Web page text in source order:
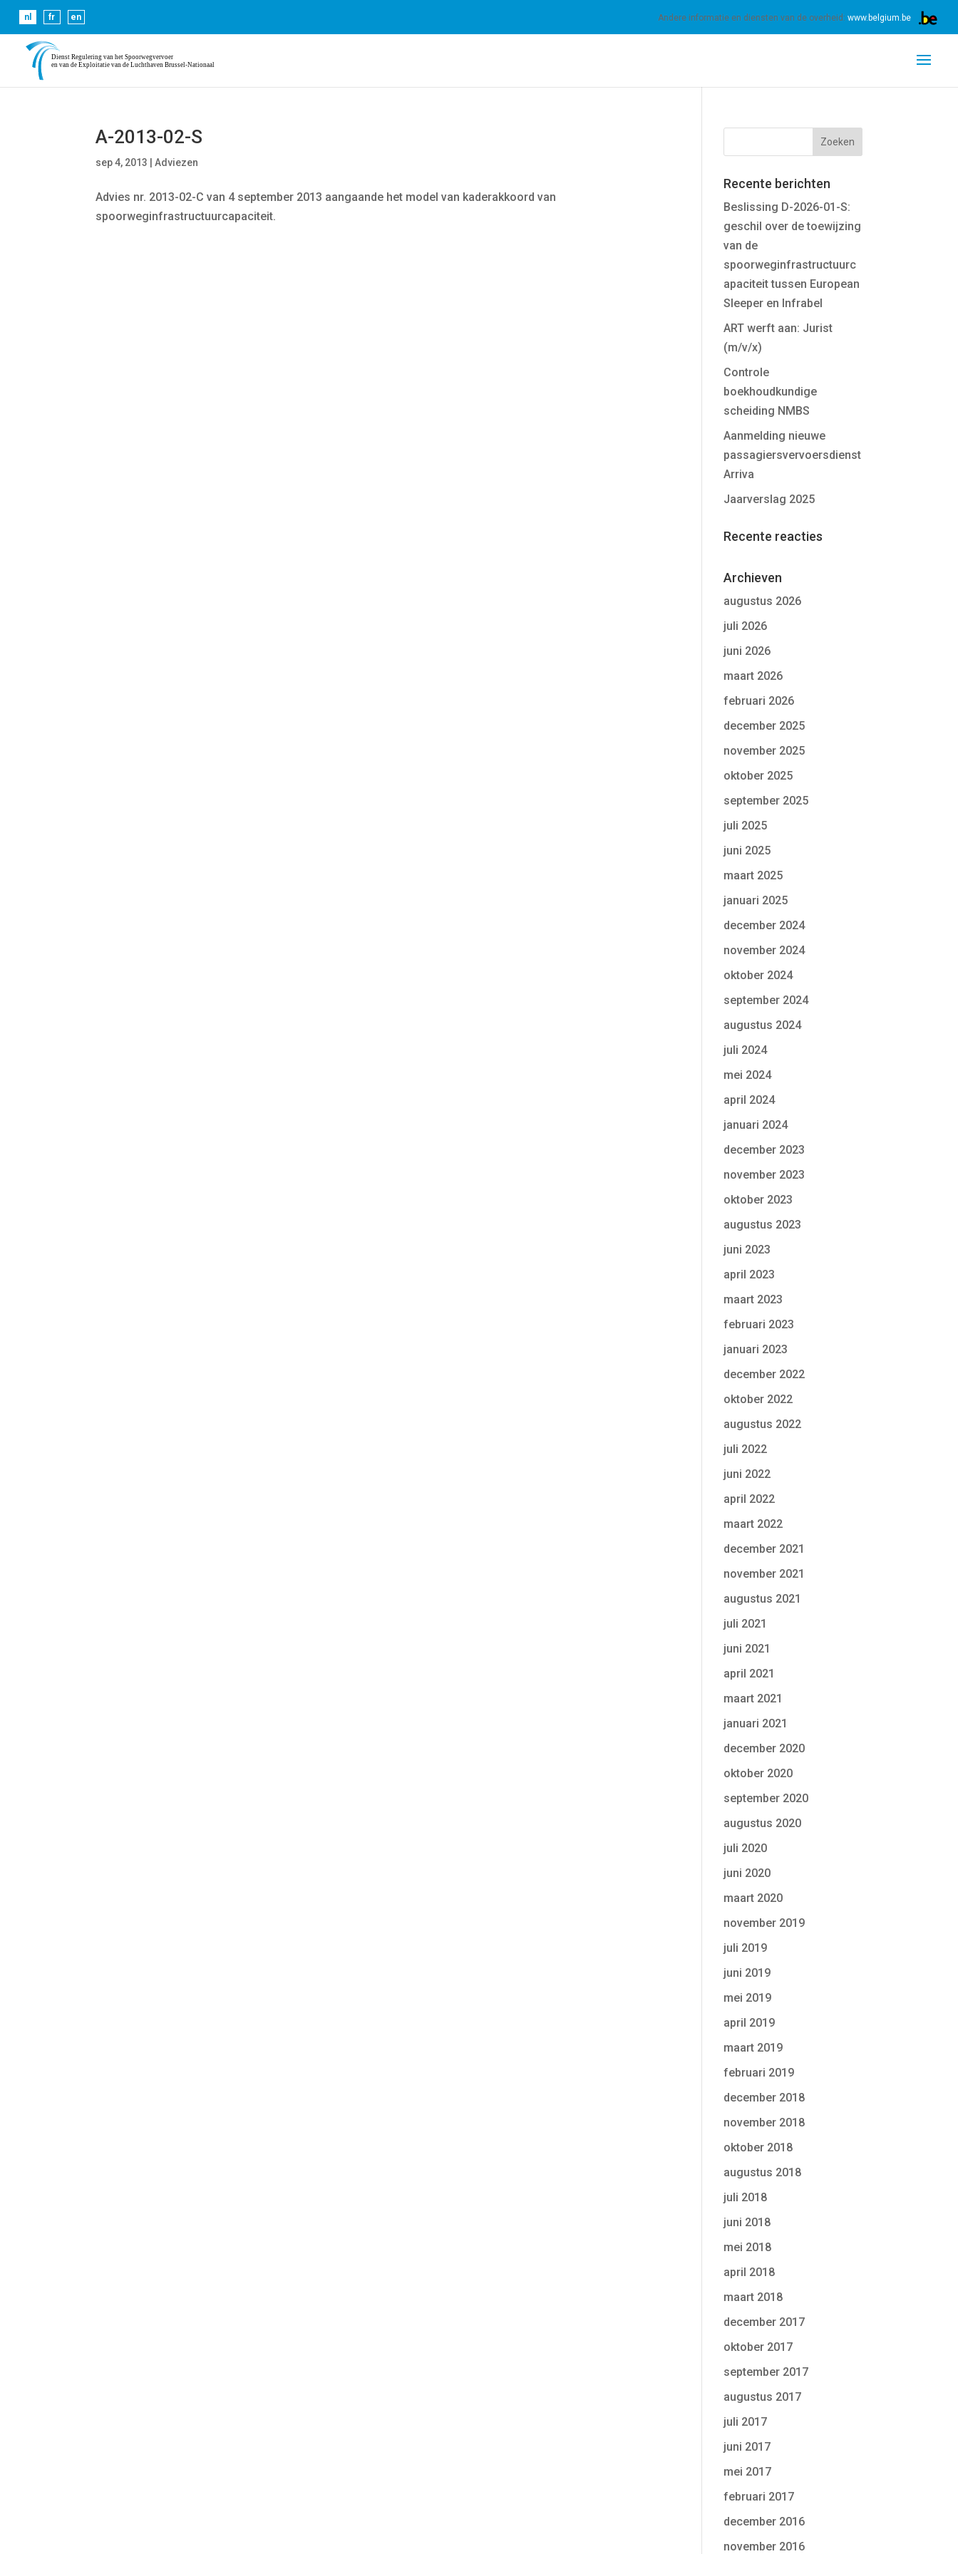
nl fr en Andere informatie en diensten van de overheid:www.belgium.be
A-2013-02-S
sep 4, 2013 |Adviezen
Advies nr. 2013-02-C van 4 september 2013 aangaande het model van kaderakkoord van
spoorweginfrastructuurcapaciteit.
Recente berichten
Beslissing D-2026-01-S:
geschil over de toewijzing
van de
spoorweginfrastructuurc
apaciteit tussen European
Sleeper en Infrabel
ART werft aan: Jurist
(m/v/x)
Controle
boekhoudkundige
scheiding NMBS
Aanmelding nieuwe
passagiersvervoersdienst
Arriva
Jaarverslag 2025
Recente reacties
Archieven
augustus 2026
juli 2026
juni 2026
maart 2026
februari 2026
december 2025
november 2025
oktober 2025
september 2025
juli 2025
juni 2025
maart 2025
januari 2025
december 2024
november 2024
oktober 2024
september 2024
augustus 2024
juli 2024
mei 2024
april 2024
januari 2024
december 2023
november 2023
oktober 2023
augustus 2023
juni 2023
april 2023
maart 2023
februari 2023
januari 2023
december 2022
oktober 2022
augustus 2022
juli 2022
juni 2022
april 2022
maart 2022
december 2021
november 2021
augustus 2021
juli 2021
juni 2021
april 2021
maart 2021
januari 2021
december 2020
oktober 2020
september 2020
augustus 2020
juli 2020
juni 2020
maart 2020
november 2019
juli 2019
juni 2019
mei 2019
april 2019
maart 2019
februari 2019
december 2018
november 2018
oktober 2018
augustus 2018
juli 2018
juni 2018
mei 2018
april 2018
maart 2018
december 2017
oktober 2017
september 2017
augustus 2017
juli 2017
juni 2017
mei 2017
februari 2017
december 2016
november 2016
Cookies helpen ons bij het leveren van onze diensten. Door gebruik te maken van onze diensten, gaat u akkoord met ons gebruik van cookies. Meer informatie OK